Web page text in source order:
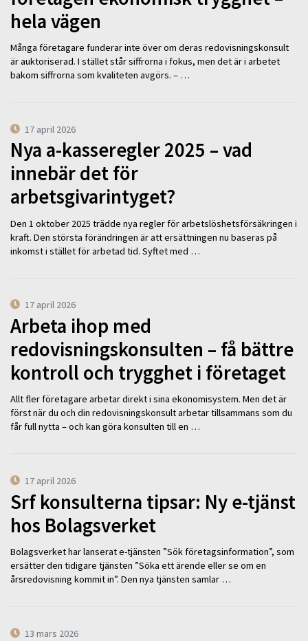
hela vägen
Många företagare funderar inte över om deras redovisningskonsult
är auktoriserad. I stället står siffrorna i fokus, men det är i arbetet
bakom siffrorna som kvaliteten avgörs. – …
17 april 2026
Nya a-kasseregler 2025 – vad
innebär det för
arbetsgivarintyget?
Den 1 oktober 2025 trädde nya regler för arbetslöshetsförsäkringen i
kraft. Den största förändringen är att ersättningen nu baseras på
inkomst i stället för arbetad tid. Syftet med …
17 april 2026
Arbeta ihop med
redovisningskonsulten – få bättre
kontroll och trygghet i företaget
Allt fler företagare arbetar direkt i sina ekonomisystem. Men det är
först när du och din redovisningskonsult arbetar tillsammans som du
får full nytta – och kan göra konsulten till en …
17 april 2026
Srf konsulterna tipsar: Ny e-tjänst
hos Bolagsverket
Bolagsverket har lanserat e-tjänsten ”Sök företagsinformation”, som
ersätter den tidigare tjänsten ”Söka ett ärende eller se om en
årsredovisning kommit in”. Den nya tjänsten samlar …
13 mars 2026